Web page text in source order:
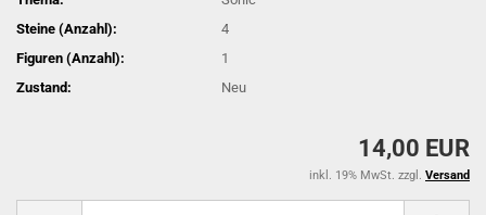
Steine (Anzahl):
4
Figuren (Anzahl):
1
Zustand:
Neu
14,00 EUR
inkl. 19% MwSt. zzgl. Versand